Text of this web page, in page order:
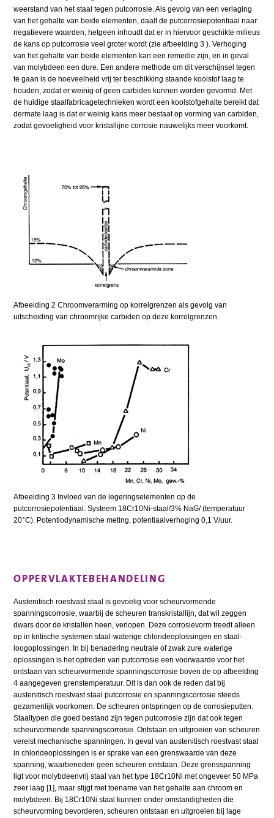
weerstand van het staal tegen putcorrosie. Als gevolg van een verlaging
van het gehalte van beide elementen, daalt de putcorrosiepotentiaal naar
negatievere waarden, hetgeen inhoudt dat er in hiervoor geschikte milieus
de kans op putcorrosie veel groter wordt (zie afbeelding 3 ). Verhoging
van het gehalte van beide elementen kan een remedie zijn, en in geval
van molybdeen een dure. Een andere methode om dit verschijnsel tegen
te gaan is de hoeveelheid vrij ter beschikking staande koolstof laag te
houden, zodat er weinig of geen carbides kunnen worden gevormd. Met
de huidige staalfabricagetechnieken wordt een koolstofgehalte bereikt dat
dermate laag is dat er weinig kans meer bestaat op vorming van carbiden,
zodat gevoeligheid voor kristallijne corrosie nauwelijks meer voorkomt.
Afbeelding 2 Chroomverarming op korrelgrenzen als gevolg van
uitscheiding van chroomrijke carbiden op deze korrelgrenzen.
Afbeelding 3 Invloed van de legeringselementen op de
putcorrosiepotentiaal. Systeem 18Cr10Ni-staal/3% NaG/ (temperatuur
20°C). Potentiodynamische meting, potentiaalverhoging 0,1 V/uur.
OPPERVLAKTEBEHANDELING
Austenitisch roestvast staal is gevoelig voor scheurvormende
spanningscorrosie, waarbij de scheuren transkristallijn, dat wil zeggen
dwars door de kristallen heen, verlopen. Deze corrosievorm treedt alleen
op in kritische systemen staal-waterige chlorideoplossingen en staal-
loogoplossingen. In bij benadering neutrale of zwak zure waterige
oplossingen is het optreden van putcorrosie een voorwaarde voor het
ontstaan van scheurvormende spanningscorrosie boven de op afbeelding
4 aangegeven grenstemperatuur. Dit is dan ook de reden dat bij
austenitisch roestvast staal putcorrosie en spanningscorrosie steeds
gezamenlijk voorkomen. De scheuren ontspringen op de corrosieputten.
Staaltypen die goed bestand zijn tegen putcorrosie zijn dat ook tegen
scheurvormende spanningscorrosie. Ontstaan en uitgroeien van scheuren
vereist mechanische spanningen. In geval van austenitisch roestvast staal
in chlorideoplossingen is er sprake van een grenswaarde van deze
spanning, waarbeneden geen scheuren ontstaan. Deze grensspanning
ligt voor molybdeenvrij staal van het type 18Cr10Ni met ongeveer 50 MPa
zeer laag [1], maar stijgt met toename van het gehalte aan chroom en
molybdeen. Bij 18Cr10Ni staal kunnen onder omstandigheden die
scheurvorming bevorderen, scheuren ontstaan en uitgroeien bij lage